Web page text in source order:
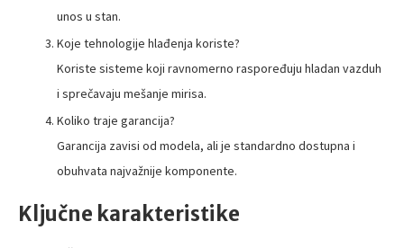
unos u stan.
Koje tehnologije hlađenja koriste?
Koriste sisteme koji ravnomerno raspoređuju hladan vazduh
i sprečavaju mešanje mirisa.
Koliko traje garancija?
Garancija zavisi od modela, ali je standardno dostupna i
obuhvata najvažnije komponente.
Ključne karakteristike